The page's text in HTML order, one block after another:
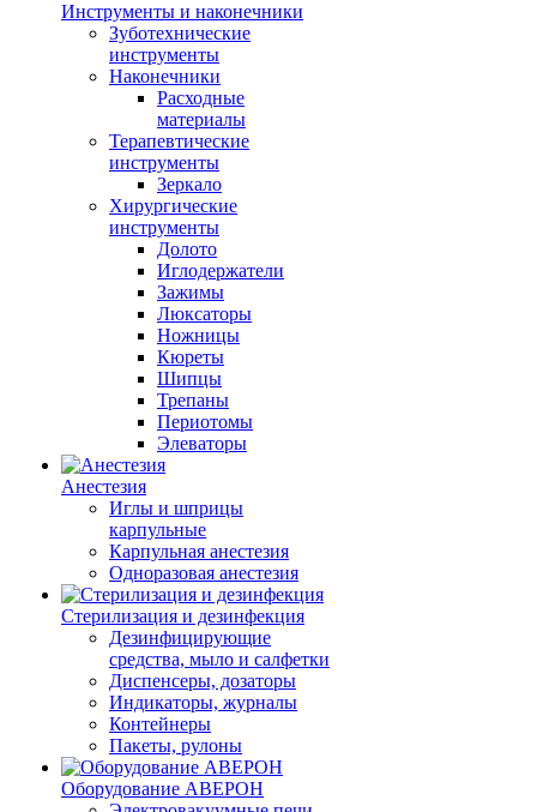
Инструменты и наконечники
Зуботехнические
инструменты
Наконечники
Расходные
материалы
Терапевтические
инструменты
Зеркало
Хирургические
инструменты
Долото
Иглодержатели
Зажимы
Люксаторы
Ножницы
Кюреты
Шипцы
Трепаны
Периотомы
Элеваторы
Анестезия
Иглы и шприцы
карпульные
Карпульная анестезия
Одноразовая анестезия
Стерилизация и дезинфекция
Дезинфицирующие
средства, мыло и салфетки
Диспенсеры, дозаторы
Индикаторы, журналы
Контейнеры
Пакеты, рулоны
Оборудование АВЕРОН